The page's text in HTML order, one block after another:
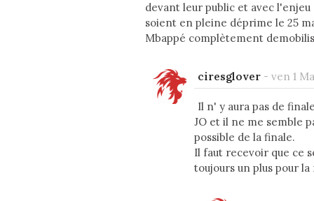
devant leur public et avec
soient en pleine déprime le 25
Mbappé complètement
ciresglover - ven 1
Il n' y aura pas de
JO et il ne me semble
possible de la finale.
Il faut recevoir que ce
toujours un plus pour